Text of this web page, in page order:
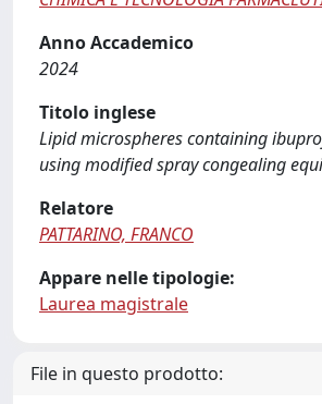
Anno Accademico
2024
Titolo inglese
Lipid microspheres containing
using modified spray congealing
Relatore
PATTARINO, FRANCO
Appare nelle tipologie:
Laurea magistrale
File in questo prodotto: